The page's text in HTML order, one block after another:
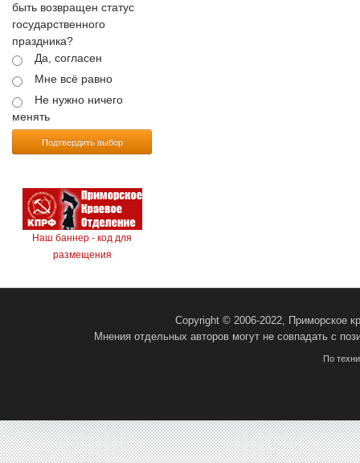
быть возвращен статус
государственного
праздника?
Да, согласен
Мне всё равно
Не нужно ничего
менять
Подтвердить выбор
Наш баннер - код для
размещения
Copyright © 2006-2022, Приморское
Мнения отдельных авторов могут не совпадать с
По